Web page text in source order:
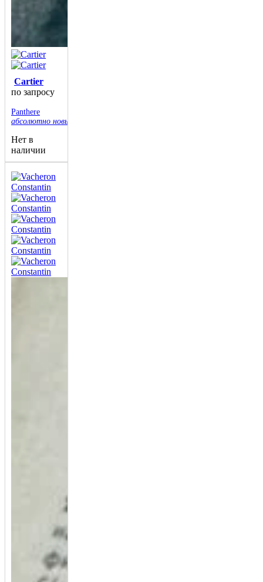
Cartier
по запросу
Panthere
абсолютно новые
Нет в
наличии